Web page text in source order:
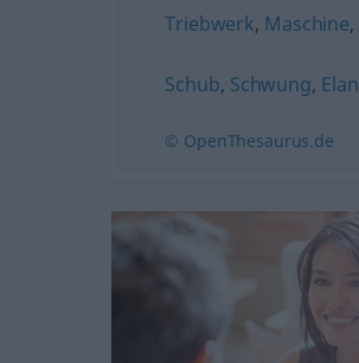
Triebwerk, Maschine,
Schub, Schwung, Elan
© OpenThesaurus.de